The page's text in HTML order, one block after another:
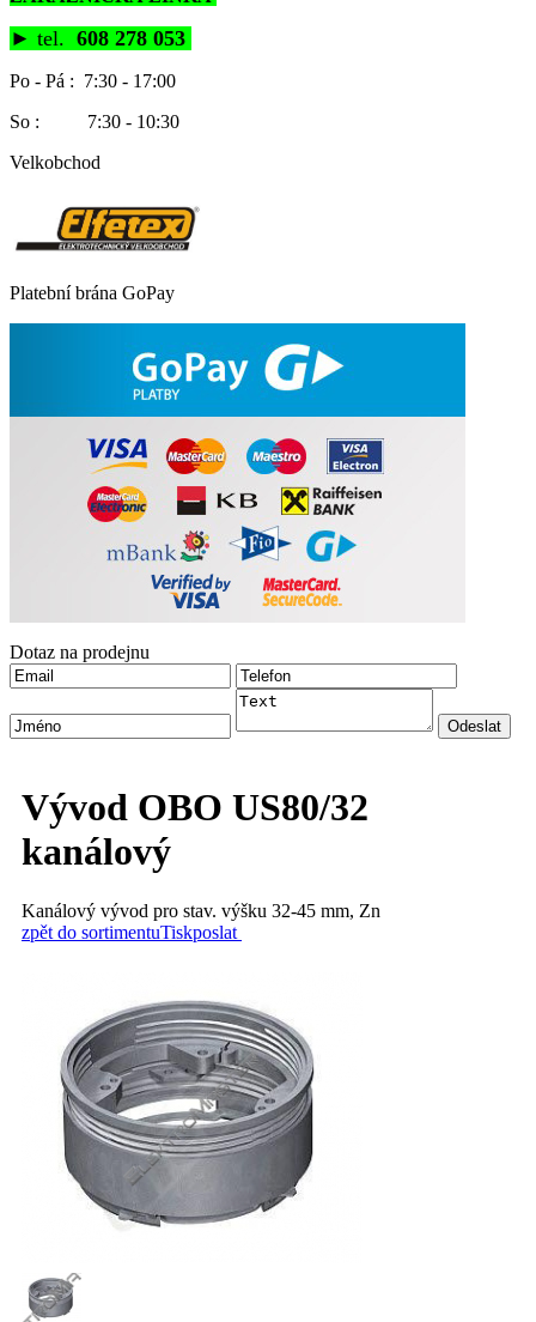
► tel. 608 278 053
Po - Pá : 7:30 - 17:00
So : 7:30 - 10:30
Velkobchod
Platební brána GoPay
Dotaz na prodejnu
Vývod OBO US80/32
kanálový
Kanálový vývod pro stav. výšku 32-45 mm, Zn
zpět do sortimentuTiskposlat